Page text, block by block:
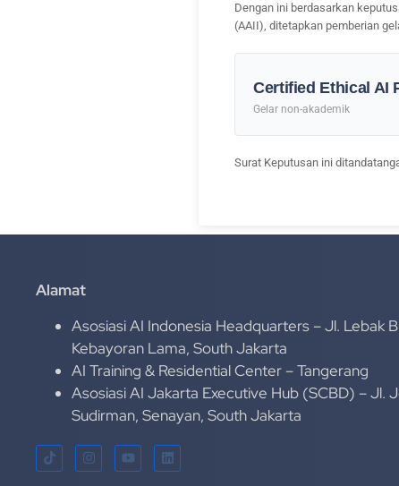
Dengan ini berdasarkan
(AAII), ditetapkan pemberian
Certified Ethical AI
Gelar non-akademik
Surat Keputusan ini
Alamat
Asosiasi AI Indonesia Headquarters – Jl. Lebak
Kebayoran Lama, South Jakarta
AI Training & Residential Center – Tangerang
Asosiasi AI Jakarta Executive Hub (SCBD) – Jl.
Sudirman, Senayan, South Jakarta